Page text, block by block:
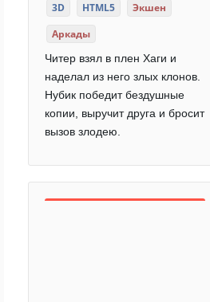
3D HTML5
Экшен
Аркады
Читер взял в плен Хаги и
наделал из него злых клонов.
Нубик победит бездушные
копии, выручит друга и бросит
вызов злодею.